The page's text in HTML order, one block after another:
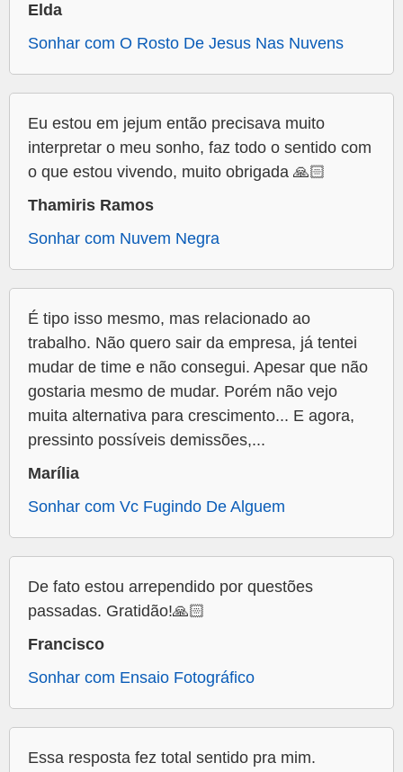
Elda
Sonhar com O Rosto De Jesus Nas Nuvens
Eu estou em jejum então precisava muito
interpretar o meu sonho, faz todo o sentido com
o que estou vivendo, muito obrigada 🙏🏻
Thamiris Ramos
Sonhar com Nuvem Negra
É tipo isso mesmo, mas relacionado ao
trabalho. Não quero sair da empresa, já tentei
mudar de time e não consegui. Apesar que não
gostaria mesmo de mudar. Porém não vejo
muita alternativa para crescimento... E agora,
pressinto possíveis demissões,...
Marília
Sonhar com Vc Fugindo De Alguem
De fato estou arrependido por questões
passadas. Gratidão!🙏🏻
Francisco
Sonhar com Ensaio Fotográfico
Essa resposta fez total sentido pra mim.